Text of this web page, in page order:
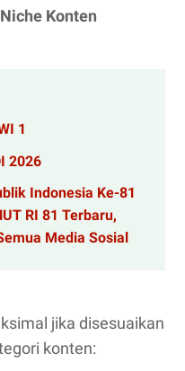
Konten
1
2026
Indonesia Ke-81
RI 81 Terbaru,
Media Sosial
jika disesuaikan
konten: